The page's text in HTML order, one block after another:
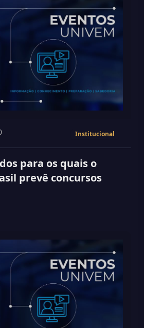
Institucional
para os quais o
prevê concursos